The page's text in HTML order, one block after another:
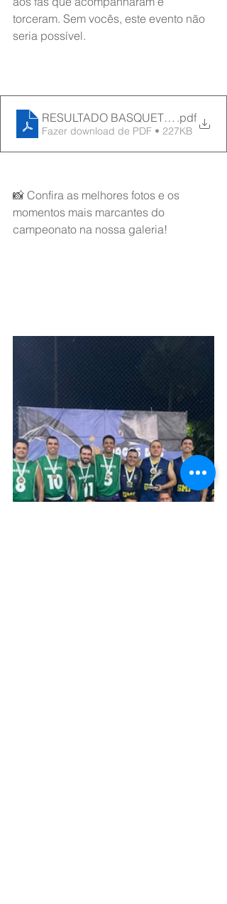
torceram. Sem vocês, este evento não
seria possível.
RESULTADO BASQUETE .pdf
Fazer download de PDF • 227KB
📸 Confira as melhores fotos e os
momentos mais marcantes do
campeonato na nossa galeria!